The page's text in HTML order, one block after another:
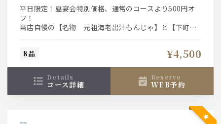
平日限定！昼宴会特別価格、通常のコースより500円オ
フ！
当店自慢の【名物 元祖海老出汁もんじゃ】と【下町明
レードアップ出来ます。
8品 ¥4,500
details
コース詳細
reserve
WEB予約